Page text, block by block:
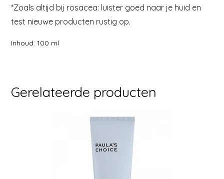
*Zoals altijd bij rosacea: luister goed naar je huid en
test nieuwe producten rustig op.
Inhoud: 100 ml
Gerelateerde producten